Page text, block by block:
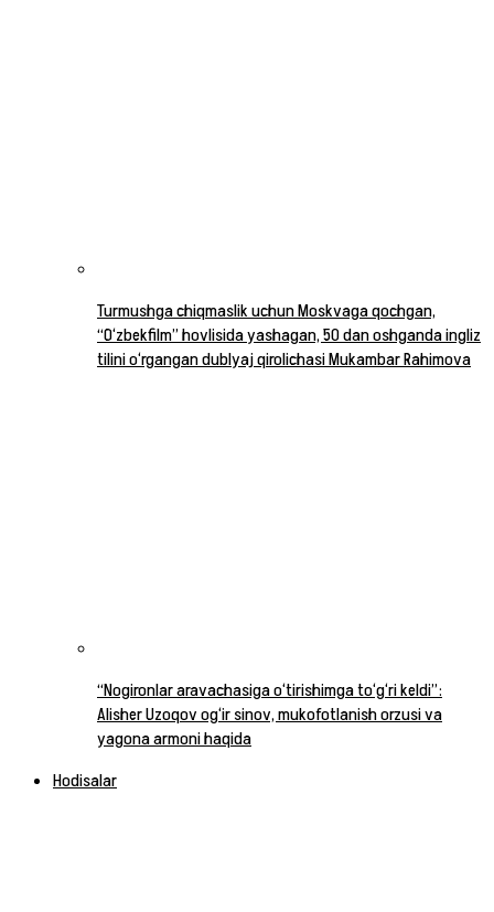
Turmushga chiqmaslik uchun Moskvaga qochgan,
“O‘zbekfilm” hovlisida yashagan, 50 dan oshganda ingliz
tilini o‘rgangan dublyaj qirolichasi Mukambar Rahimova
“Nogironlar aravachasiga o‘tirishimga to‘g‘ri keldi”:
Alisher Uzoqov og‘ir sinov, mukofotlanish orzusi va
yagona armoni haqida
Hodisalar